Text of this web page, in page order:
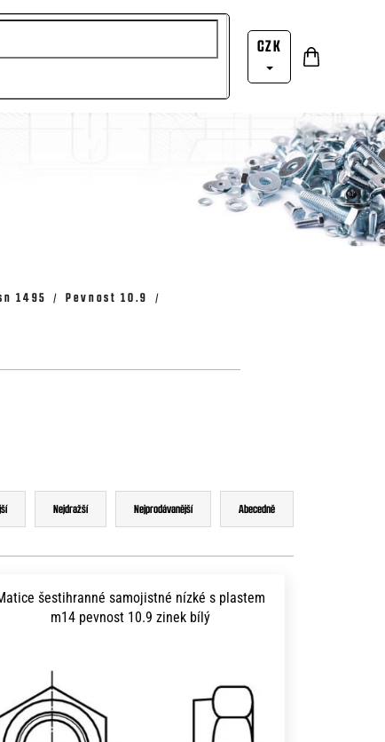
CZK
Přihlášení
Nákupní
košík
1495 Pevnost 10.9
Nejdražší Nejprodávanější Abecedně
šestihranné samojistné nízké s plastem
m14 pevnost 10.9 zinek bílý